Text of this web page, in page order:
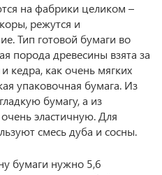
на фабрики целиком –
режутся и
Тип готовой бумаги во
порода древесины взята за
кедра, как очень мягких
упаковочная бумага. Из
бумагу, а из
эластичную. Для
смесь дуба и сосны.
бумаги нужно 5,6